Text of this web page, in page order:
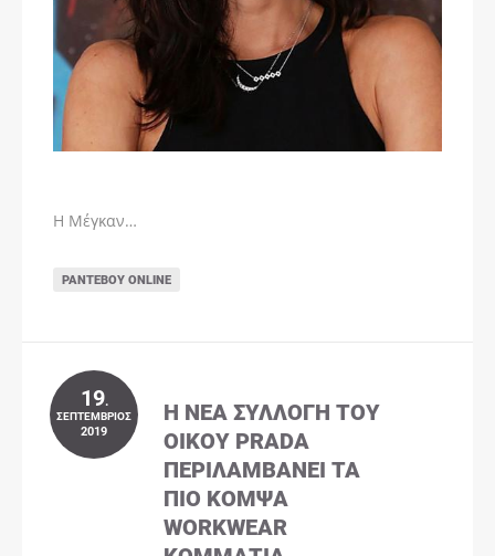
Η Μέγκαν…
ΡΑΝΤΕΒΟΎ ONLINE
19.
ΣΕΠΤΈΜΒΡΙΟΣ
2019
Η ΝΈΑ ΣΥΛΛΟΓΉ ΤΟΥ
ΟΊΚΟΥ PRADA
ΠΕΡΙΛΑΜΒΆΝΕΙ ΤΑ
ΠΙΟ ΚΟΜΨΆ
WORKWEAR